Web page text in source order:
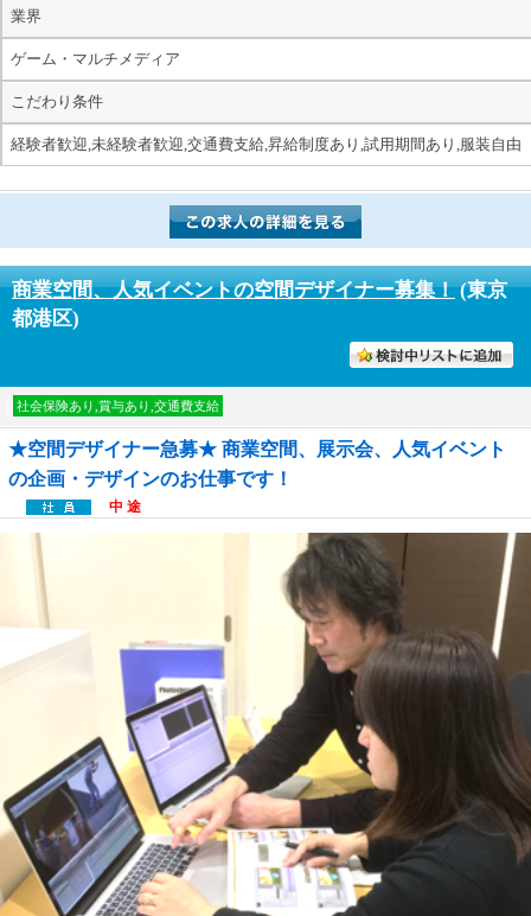
業界
ゲーム・マルチメディア
こだわり条件
経験者歓迎,未経験者歓迎,交通費支給,昇給制度あり,試用期間あり,服装自由
商業空間、人気イベントの空間デザイナー募集！(東京
都港区)
討中リストに入れる
社会保険あり,賞与あり,交通費支給
★空間デザイナー急募★ 商業空間、展示会、人気イベント
の企画・デザインのお仕事です！
中 途